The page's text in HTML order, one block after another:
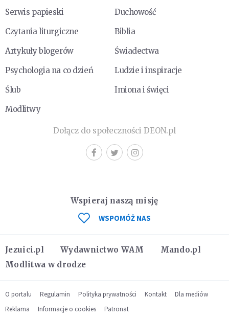
Serwis papieski
Duchowość
Czytania liturgiczne
Biblia
Artykuły blogerów
Świadectwa
Psychologia na co dzień
Ludzie i inspiracje
Ślub
Imiona i święci
Modlitwy
Dołącz do społeczności DEON.pl
Jezuici.pl Wydawnictwo WAM
Mando.pl
Modlitwa w drodze
Wspieraj naszą misję
WSPOMÓŻ NAS
O portalu Regulamin Polityka prywatności Kontakt
Dla mediów
Reklama
Informacje o cookies Patronat